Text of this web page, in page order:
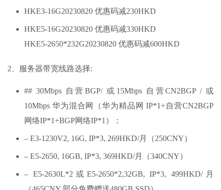
HKE3-16G20230820 优惠码减230HKD
HKE5-16G20230820 优惠码减330HKD
HKE5-2650*232G20230820 优惠码减600HKD
2、服务器带宽线路选择:
## 30Mbps 自营BGP/ 或15Mbps 自营CN2BGP / 或
10Mbps 华为混合网（华为精品网 IP*1+自营CN2BGP
网络IP*1+BGP网络IP*1）：
– E3-1230V2, 16G, IP*3, 269HKD/月（250CNY）
– E5-2650, 16GB, IP*3, 369HKD/月（340CNY）
– E5-2630L*2或E5-2650*2,32GB, IP*3, 499HKD/月